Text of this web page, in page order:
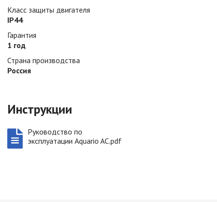
Класс защиты двигателя
IP44
Гарантия
1 год
Страна производства
Россия
Инструкции
Руководство по
эксплуатации Aquario AC.pdf